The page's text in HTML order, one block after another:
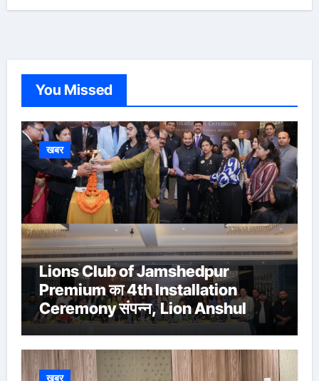
You Missed
खबर
Lions Club of Jamshedpur
Premium का 4th Installation
Ceremony संपन्न, Lion Anshul
Ringasia ने संभाला अध्यक्ष पद
खबर